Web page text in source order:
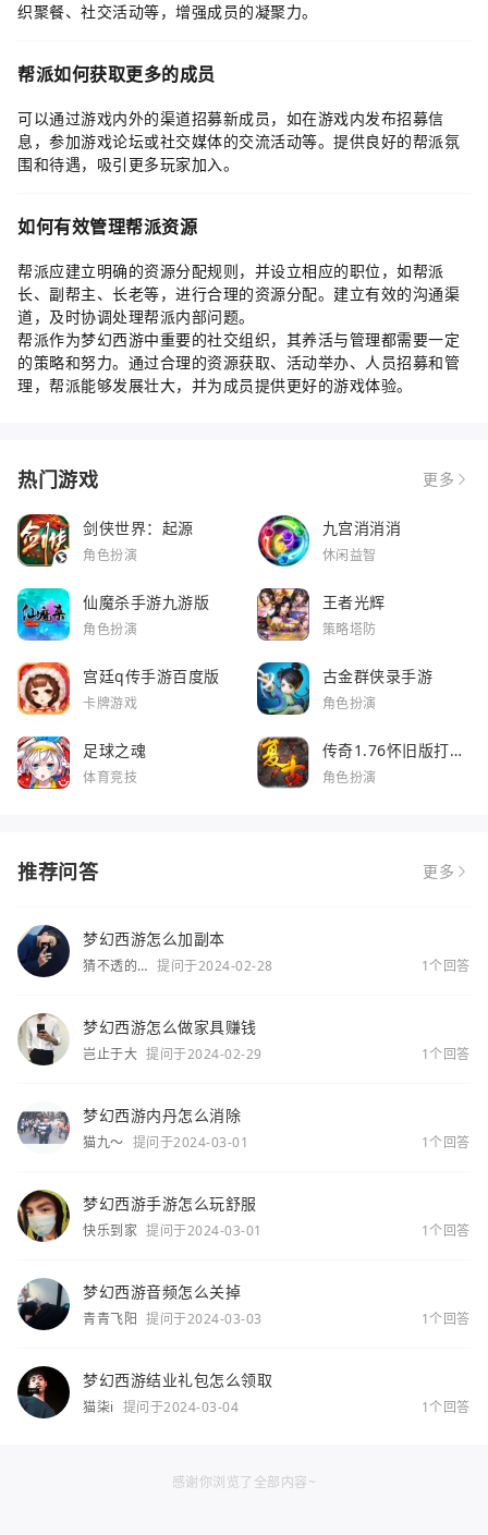
织聚餐、社交活动等，增强成员的凝聚力。
帮派如何获取更多的成员
可以通过游戏内外的渠道招募新成员，如在游戏内发布招募信
息，参加游戏论坛或社交媒体的交流活动等。提供良好的帮派氛
围和待遇，吸引更多玩家加入。
如何有效管理帮派资源
帮派应建立明确的资源分配规则，并设立相应的职位，如帮派
长、副帮主、长老等，进行合理的资源分配。建立有效的沟通渠
道，及时协调处理帮派内部问题。
帮派作为梦幻西游中重要的社交组织，其养活与管理都需要一定
的策略和努力。通过合理的资源获取、活动举办、人员招募和管
理，帮派能够发展壮大，并为成员提供更好的游戏体验。
热门游戏 更多
剑侠世界：起源
角色扮演
九宫消消消
休闲益智
仙魔杀手游九游版
角色扮演
王者光辉
策略塔防
宫廷q传手游百度版
卡牌游戏
古金群侠录手游
角色扮演
足球之魂
体育竞技
传奇1.76怀旧版打金
服
角色扮演
推荐问答 更多
梦幻西游怎么加副本
猜不透的
提问于2024-02-28 1个回答
梦幻西游怎么做家具赚钱
岂止于大 提问于2024-02-29 1个回答
梦幻西游内丹怎么消除
猫九～ 提问于2024-03-01 1个回答
梦幻西游手游怎么玩舒服
快乐到家 提问于2024-03-01 1个回答
梦幻西游音频怎么关掉
青青飞阳 提问于2024-03-03 1个回答
梦幻西游结业礼包怎么领取
猫柒i 提问于2024-03-04 1个回答
感谢你浏览了全部内容~